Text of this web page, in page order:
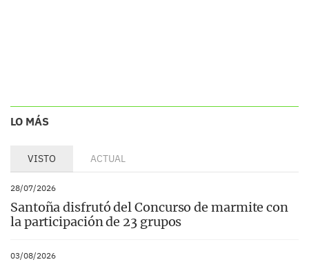
LO MÁS
VISTO ACTUAL
28/07/2026
Santoña disfrutó del Concurso de marmite con
la participación de 23 grupos
03/08/2026